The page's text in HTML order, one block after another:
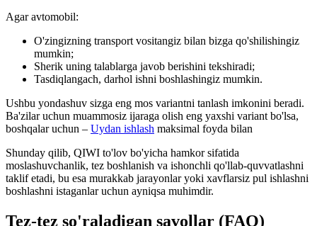
Agar avtomobil:
O'zingizning transport vositangiz bilan bizga qo'shilishingiz
mumkin;
Sherik uning talablarga javob berishini tekshiradi;
Tasdiqlangach, darhol ishni boshlashingiz mumkin.
Ushbu yondashuv sizga eng mos variantni tanlash imkonini beradi.
Ba'zilar uchun muammosiz ijaraga olish eng yaxshi variant bo'lsa,
boshqalar uchun – Uydan ishlash maksimal foyda bilan
Shunday qilib, QIWI to'lov bo'yicha hamkor sifatida
moslashuvchanlik, tez boshlanish va ishonchli qo'llab-quvvatlashni
taklif etadi, bu esa murakkab jarayonlar yoki xavflarsiz pul ishlashni
boshlashni istaganlar uchun ayniqsa muhimdir.
Tez-tez so'raladigan savollar (FAQ)